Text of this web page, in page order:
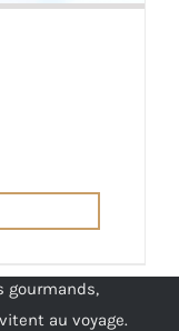
gourmands,
au voyage.